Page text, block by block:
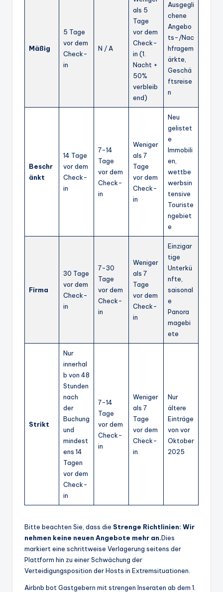
Mäßig
5 Tage
vor dem
Check-
in
N / A
als 5
Tage
vor dem
Check-
in (1.
Nacht +
50%
verbleib
end)
Ausgegli
chene
Angebo
ts-/Nac
hfragem
ärkte,
Geschä
ftsreise
n
Beschr
änkt
14 Tage
vor dem
Check-
in
7-14
Tage
vor dem
Check-
in
Weniger
als 7
Tage
vor dem
Check-
in
Neu
gelistet
e
Immobili
en,
wettbe
werbsin
tensive
Touriste
ngebiet
e
Firma
30 Tage
vor dem
Check-
in
7-30
Tage
vor dem
Check-
in
Weniger
als 7
Tage
vor dem
Check-
in
Einzigar
tige
Unterkü
nfte,
saisonal
e
Panora
magebi
ete
Strikt
Nur
innerhal
b von 48
Stunden
nach
der
Buchung
und
mindest
ens 14
Tagen
vor dem
Check-
in
7-14
Tage
vor dem
Check-
in
Weniger
als 7
Tage
vor dem
Check-
in
Nur
ältere
Einträge
von vor
Oktober
2025
Bitte beachten Sie, dass die Strenge Richtlinien: Wir
nehmen keine neuen Angebote mehr an.Dies
markiert eine schrittweise Verlagerung seitens der
Plattform hin zu einer Schwächung der
Verteidigungsposition der Hosts in Extremsituationen.
Airbnb bot Gastgebern mit strengen Inseraten ab dem 1.